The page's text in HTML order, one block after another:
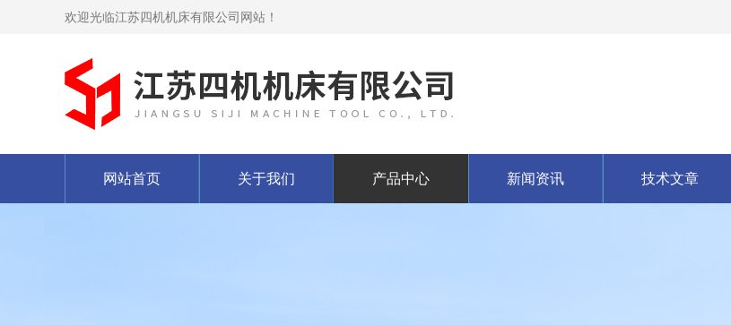
欢迎光临江苏四机机床有限公司网站！
网站首页 关于我们 产品中心 新闻资讯 技术文章